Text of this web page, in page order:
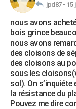
Essais
Réserver un essai
Citadines
Berlines
SUV
Forum auto
HIGH-TECH
Mobiles
Meilleur smartphone
Internet
Ordinateurs
Jeux vidéo
Guide high-tech
+BRICOLAGE
Forum
Aménagement
Extérieur
Cuisine
Salle de bains
Jardinage
Rangement
WEEK-END
Guides de France
Escapades
Patrimoine
Expositions
Musées
Week-end nature
+LIFESTYLE
Art de vivre
Bien-être
Loisirs
Mode
Modes de vie
SANTE
jpd87 - 15
nous avons
bois grince
nous avons
des cloisons de
des cloisons au
sous les
sol). On
la résistance du
Pouvez me dire